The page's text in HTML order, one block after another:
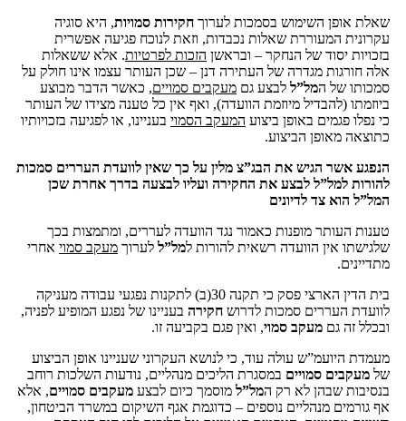
שאלת אופן השימוש בסמכות לערוך חקירות סמויות, היא סוגיה
עקרונית המעוררת שאלות נכבדות, וזאת לנוכח פגיעה אפשרית
בזכויות יסוד של הנחקר – ובראשן הזכות לפרטיות. אלא ששאלות
אלה חורגות מגדרה של העתירה דנן – שכן העותר עצמו אינו חולק על
סמכותו של המל”ל לבצע גם מעקבים סמויים, כאשר הדבר מבוצע
ביוזמתו (להבדיל מיוזמת הוועדה), ואף אין כל טענה מצידו של העותר
כי נפלו פגמים באופן ביצוע המעקב הסמוי בעניינו, או לפגיעה בזכויותיו
כתוצאה מאופן הביצוע.
הנפגע אשר הגיש את הבג”צ מלין על כך שאין לוועדת העררים סמכות
להורות למל”ל לבצע את החקירה ועליו לבצעה בדרך אחרת שכן
המל”ל הוא צד לדיונים
טענות העותר מופנות כאמור נגד הוועדה לעררים, ומתמצות בכך
שלגישתו אין הוועדה רשאית להורות למל”ל לערוך מעקב סמוי אחרי
מתדיינים.
בית הדין הארצי פסק כי תקנה 30(ב) לתקנות נפגעי עבודה מעניקה
לוועדת העררים סמכות לדרוש חקירה בעניינו של נפגע המופיע לפניה,
ובכלל זה גם מעקב סמוי, ואין פגם בקביעה זו.
מעמדת היועמ”ש עולה עוד, כי לנושא העקרוני שעניינו אופן הביצוע
של מעקבים סמויים במסגרת הליכים מנהליים, נודעות השלכות רוחב
בנסיבות שבהן לא רק המל”ל מוסמך כיום לבצע מעקבים סמויים, אלא
אף גורמים מנהליים נוספים – כדוגמת אגף השיקום במשרד הביטחון,